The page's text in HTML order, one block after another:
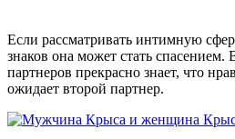
Если рассматривать интимную
знаков она может стать
партнеров прекрасно знает, что
ожидает второй партнер.